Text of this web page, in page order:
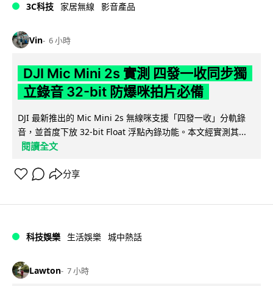
3C科技 家居無線 影音產品
Vin 6 小時
DJI Mic Mini 2s 實測 四發一收同步獨
立錄音 32-bit 防爆咪拍片必備
DJI 最新推出的 Mic Mini 2s 無線咪支援「四發一收」分軌錄
音，並首度下放 32-bit Float 浮點內錄功能。本文經實測其...
閱讀全文
分享
科技娛樂 生活娛樂 城中熱話
Lawton 7 小時